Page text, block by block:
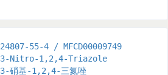
24807-55-4 / MFCD00009749
3-Nitro-1,2,4-Triazole
3-硝基-1,2,4-三氮唑